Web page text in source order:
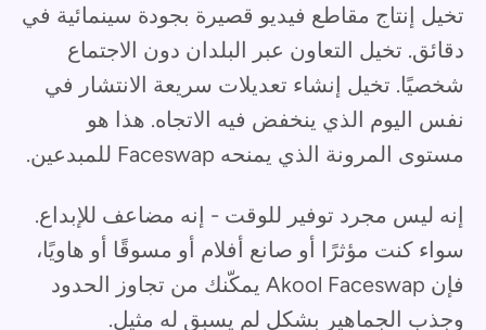
تخيل إنتاج مقاطع فيديو قصيرة بجودة سينمائية في
دقائق. تخيل التعاون عبر البلدان دون الاجتماع
شخصيًا. تخيل إنشاء تعديلات سريعة الانتشار في
نفس اليوم الذي ينخفض فيه الاتجاه. هذا هو
مستوى المرونة الذي يمنحه Faceswap للمبدعين.
إنه ليس مجرد توفير للوقت - إنه مضاعف للإبداع.
سواء كنت مؤثرًا أو صانع أفلام أو مسوقًا أو هاويًا،
فإن Akool Faceswap يمكّنك من تجاوز الحدود
وجذب الجماهير بشكل لم يسبق له مثيل.